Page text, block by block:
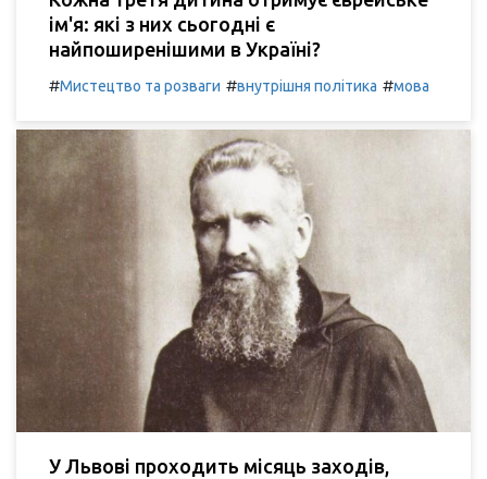
ім'я: які з них сьогодні є
найпоширенішими в Україні?
#Мистецтво та розваги #внутрішня політика #мова
У Львові проходить місяць заходів,